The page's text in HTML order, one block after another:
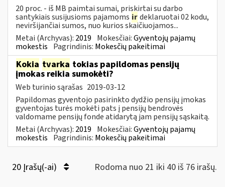
20 proc. - iš MB paimtai sumai, priskirtai su darbo
santykiais susijusioms pajamoms irdeklaruotai 02 kodu,
neviršijančiai sumos, nuo kurios skaičiuojamos...
Metai (Archyvas): 2019 Mokesčiai:Gyventojų pajamų
mokestis Pagrindinis: Mokesčių pakeitimai
Kokia tvarka tokias papildomas pensijų
įmokas reikia sumokėti?
Web turinio sąrašas 2019-03-12
Papildomas gyventojo pasirinkto dydžio pensijų įmokas
gyventojas turės mokėti pats į pensijų bendrovės
valdomame pensijų fonde atidarytą jam pensijų sąskaitą.
Metai (Archyvas): 2019 Mokesčiai:Gyventojų pajamų
mokestis Pagrindinis: Mokesčių pakeitimai
20 Įrašų(-ai) Rodoma nuo 21 iki 40 iš 76 irašų.